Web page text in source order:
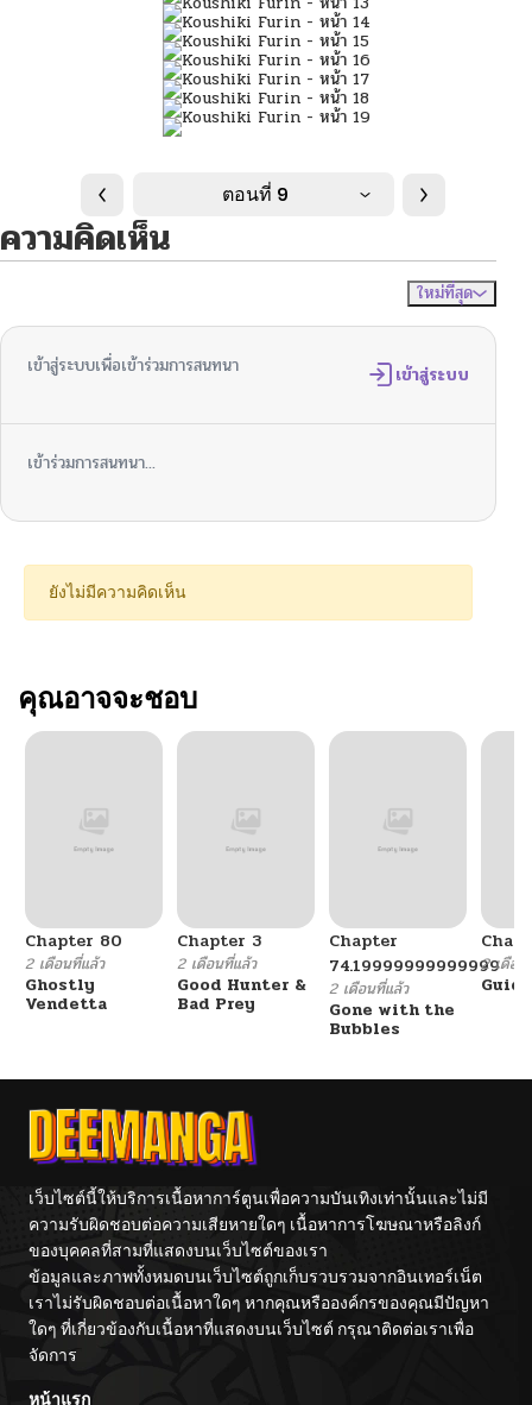
ตอนที่ 9
ความคิดเห็น
ใหม่ที่สุด
เข้าสู่ระบบเพื่อเข้าร่วมการสนทนา เข้าสู่ระบบ
เข้าร่วมการสนทนา...
ยังไม่มีความคิดเห็น
คุณอาจจะชอบ
Chapter 80
2 เดือนที่แล้ว
Ghostly
Vendetta
Chapter 3
2 เดือนที่แล้ว
Good Hunter &
Bad Prey
Chapter
74.19999999999999
2 เดือนที่แล้ว
Gone with the
Bubbles
2 เดือน
เว็บไซต์นี้ให้บริการเนื้อหาการ์ตูนเพื่อความบันเทิงเท่านั้นและไม่มี
ความรับผิดชอบต่อความเสียหายใดๆ เนื้อหาการโฆษณาหรือลิงก์
ของบุคคลที่สามที่แสดงบนเว็บไซต์ของเรา
ข้อมูลและภาพทั้งหมดบนเว็บไซต์ถูกเก็บรวบรวมจากอินเทอร์เน็ต
เราไม่รับผิดชอบต่อเนื้อหาใดๆ หากคุณหรือองค์กรของคุณมีปัญหา
ใดๆ ที่เกี่ยวข้องกับเนื้อหาที่แสดงบนเว็บไซต์ กรุณาติดต่อเราเพื่อ
จัดการ
หน้าแรก